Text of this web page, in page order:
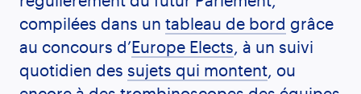
compilées dans un tableau de bord grâce
au concours d’Europe Elects, à un suivi
quotidien des sujets qui montent, ou